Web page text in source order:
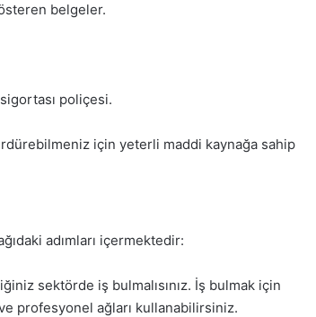
belgeler.
poliçesi.
için yeterli maddi kaynağa sahip
adımları içermektedir:
sektörde iş bulmalısınız. İş bulmak için
profesyonel ağları kullanabilirsiniz.